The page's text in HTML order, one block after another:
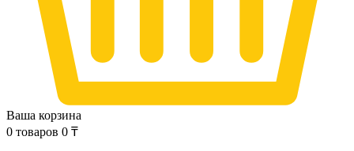
Ваша корзина
0 товаров 0 ₸